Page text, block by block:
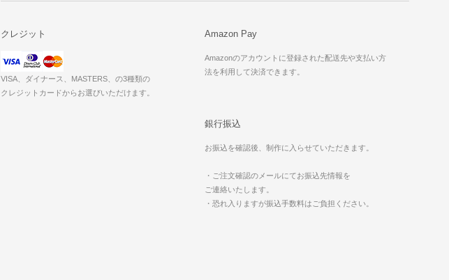
クレジット
VISA、ダイナース、MASTERS、の3種類の
クレジットカードからお選びいただけます。
Amazon Pay
Amazonのアカウントに登録された配送先や支払い方
法を利用して決済できます。
銀行振込
お振込を確認後、制作に入らせていただきます。
・ご注文確認のメールにてお振込先情報を
ご連絡いたします。
・恐れ入りますが振込手数料はご負担ください。